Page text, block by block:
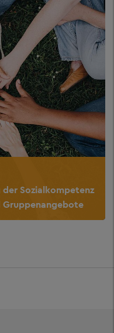
Sozialkompetenz
Gruppenangebote